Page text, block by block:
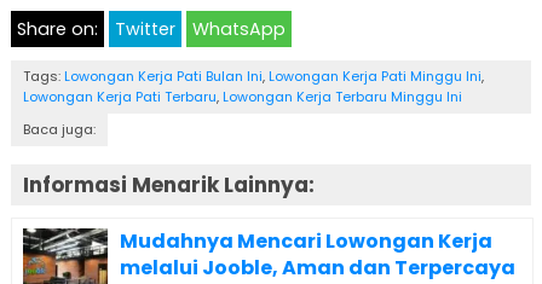
Share on: Twitter WhatsApp
Tags: Lowongan Kerja Pati Bulan Ini, Lowongan Kerja Pati Minggu Ini,
Lowongan Kerja Pati Terbaru, Lowongan Kerja Terbaru Minggu Ini
Baca juga:
Informasi Menarik Lainnya:
Mudahnya Mencari Lowongan Kerja
melalui Jooble, Aman dan Terpercaya